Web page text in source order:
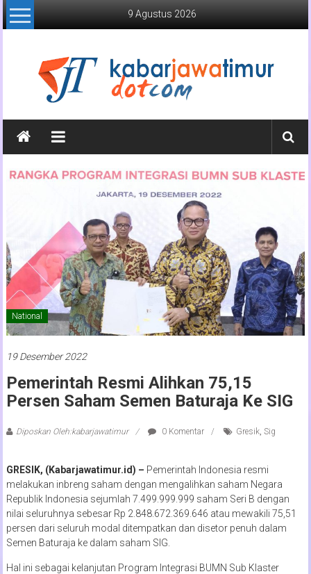
Lompat
ke
9 Agustus 2026
Kabar
Jawa
Timur
Timur
National
19 Desember 2022
Pemerintah Resmi Alihkan 75,15
Persen Saham Semen Baturaja Ke SIG
Diposkan Oleh:kabarjawatimur 0 Komentar Gresik, Sig
GRESIK, (Kabarjawatimur.id) – Pemerintah Indonesia resmi
melakukan inbreng saham dengan mengalihkan saham Negara
Republik Indonesia sejumlah 7.499.999.999 saham Seri B dengan
nilai seluruhnya sebesar Rp 2.848.672.369.646 atau mewakili 75,51
persen dari seluruh modal ditempatkan dan disetor penuh dalam
Semen Baturaja ke dalam saham SIG.
Hal ini sebagai kelanjutan Program Integrasi BUMN Sub Klaster